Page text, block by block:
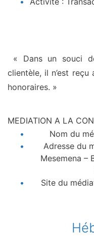
« Dans un souci
clientèle, il n’est
honoraires. »
MEDIATION A LA
Nom du
Adresse du
Mesemena –
Site du